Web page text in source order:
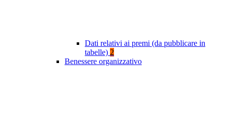
Dati relativi ai premi (da pubblicare in
tabelle) 2
Benessere organizzativo